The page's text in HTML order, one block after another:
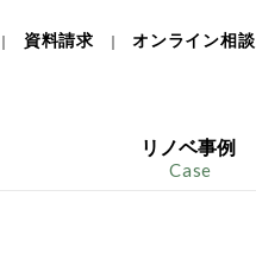
｜ 資料請求 ｜ オンライン相談
リノベ事例
Case